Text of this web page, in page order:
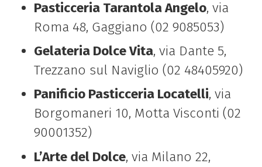
Pasticceria Tarantola Angelo, via
Roma 48, Gaggiano (02 9085053)
Gelateria Dolce Vita, via Dante 5,
Trezzano sul Naviglio (02 48405920)
Panificio Pasticceria Locatelli, via
Borgomaneri 10, Motta Visconti (02
90001352)
L’Arte del Dolce, via Milano 22,